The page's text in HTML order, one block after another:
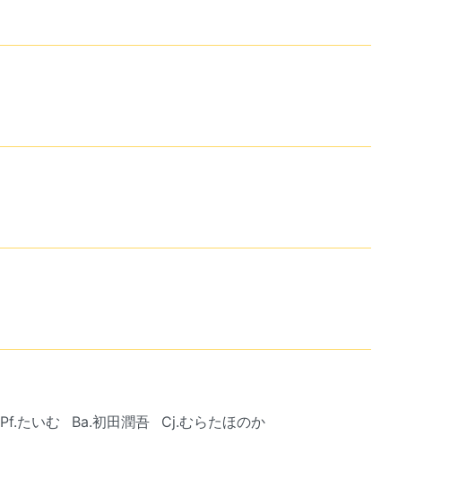
Pf.たいむ Ba.初田潤吾
Cj.むらたほのか